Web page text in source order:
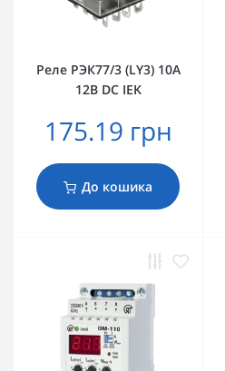
Реле РЭК77/3 (LY3) 10А
12В DC IEK
175.19 грн
До кошика